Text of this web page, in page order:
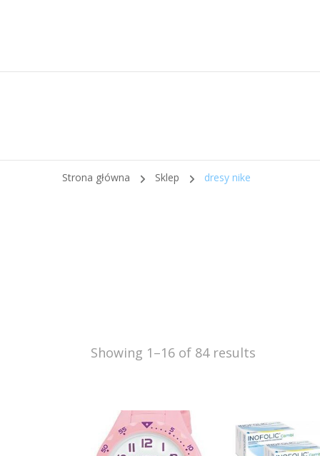
Strona główna Sklep dresy nike
Showing 1–16 of 84 results